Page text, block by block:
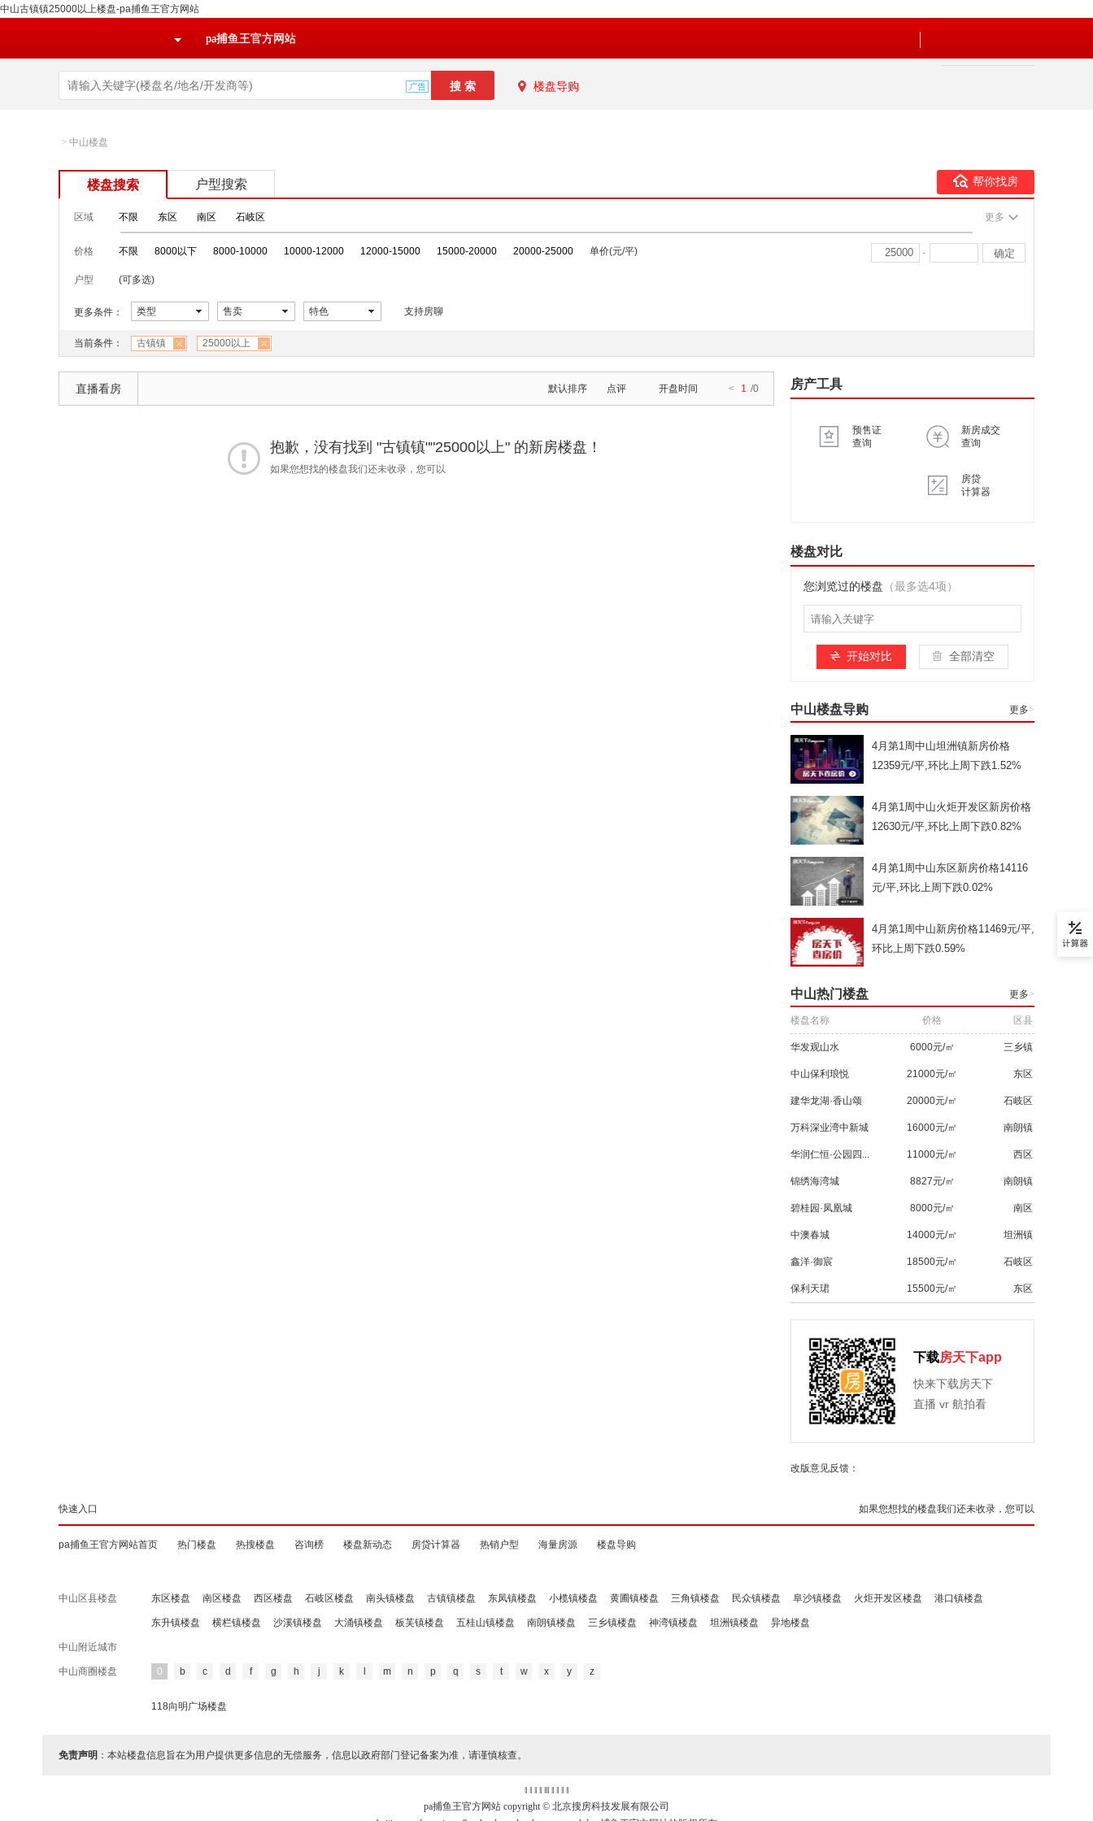
中山古镇镇25000以上楼盘-pa捕鱼王官方网站
pa捕鱼王官方网站
楼盘导购
> 中山楼盘
楼盘搜索 户型搜索 帮你找房
区域 不限 东区 南区 石岐区 更多
价格 不限 8000以下 8000-10000 10000-12000 12000-15000 15000-20000 20000-25000 单价(元/平) -
户型 (可多选)
更多条件： 类型 售卖 特色 支持房聊
当前条件： 古镇镇 25000以上
直播看房 默认排序 点评 开盘时间 < 1 /0
抱歉，没有找到 "古镇镇""25000以上" 的新房楼盘！
如果您想找的楼盘我们还未收录，您可以
房产工具
预售证
查询
新房成交
查询
房贷
计算器
楼盘对比
您浏览过的楼盘 （最多选4项）
开始对比 全部清空
中山楼盘导购 更多>
4月第1周中山坦洲镇新房价格
12359元/平,环比上周下跌1.52%
4月第1周中山火炬开发区新房价格
12630元/平,环比上周下跌0.82%
4月第1周中山东区新房价格14116
元/平,环比上周下跌0.02%
4月第1周中山新房价格11469元/平,
环比上周下跌0.59%
中山热门楼盘 更多>
楼盘名称 价格 区县
华发观山水 6000元/㎡ 三乡镇
中山保利琅悦 21000元/㎡ 东区
建华龙湖·香山颂 20000元/㎡ 石岐区
万科深业湾中新城 16000元/㎡ 南朗镇
华润仁恒·公园四... 11000元/㎡ 西区
锦绣海湾城 8827元/㎡ 南朗镇
碧桂园·凤凰城 8000元/㎡ 南区
中澳春城 14000元/㎡ 坦洲镇
鑫洋·御宸 18500元/㎡ 石岐区
保利天珺 15500元/㎡ 东区
下载房天下app
快来下载房天下
直播 vr 航拍看
改版意见反馈：
如果您想找的楼盘我们还未收录，您可以
快速入口
pa捕鱼王官方网站首页 热门楼盘 热搜楼盘 咨询榜 楼盘新动态 房贷计算器 热销户型 海量房源 楼盘导购
中山区县楼盘 东区楼盘 南区楼盘 西区楼盘 石岐区楼盘 南头镇楼盘 古镇镇楼盘 东凤镇楼盘 小榄镇楼盘 黄圃镇楼盘 三角镇楼盘 民众镇楼盘 阜沙镇楼盘 火炬开发区楼盘 港口镇楼盘
东升镇楼盘 横栏镇楼盘 沙溪镇楼盘 大涌镇楼盘 板芙镇楼盘 五桂山镇楼盘 南朗镇楼盘 三乡镇楼盘 神湾镇楼盘 坦洲镇楼盘 异地楼盘
中山附近城市
中山商圈楼盘 0 b c d f g h j k m n p q s t w x y z
118向明广场楼盘
免责声明 ：本站楼盘信息旨在为用户提供更多信息的无偿服务，信息以政府部门登记备案为准，请谨慎核查。
‖ ‖ ‖ ‖ ‖‖ ‖ ‖ ‖ ‖
pa捕鱼王官方网站 copyright © 北京搜房科技发展有限公司